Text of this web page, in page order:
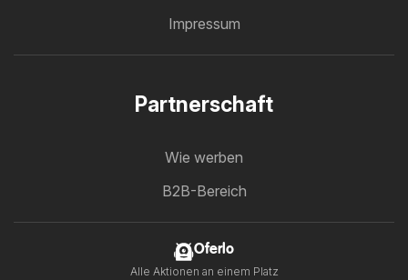
Impressum
Partnerschaft
Wie werben
B2B-Bereich
Oferlo
Alle Aktionen an einem Platz